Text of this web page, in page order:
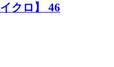
クロ】 46